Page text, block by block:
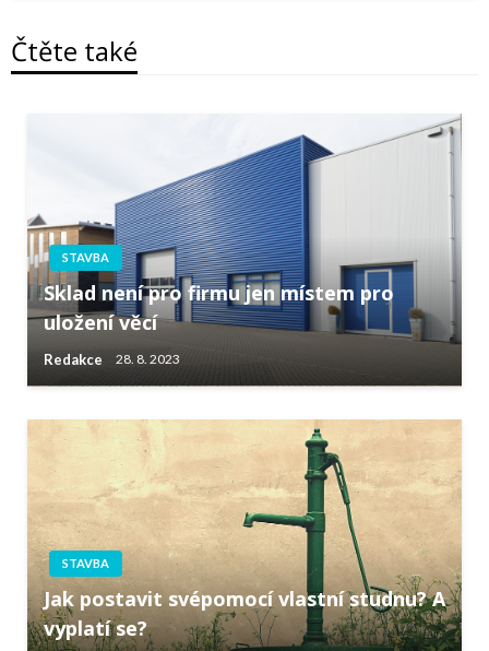
Čtěte také
STAVBA
Sklad není pro firmu jen místem pro
uložení věcí
Redakce 28. 8. 2023
STAVBA
Jak postavit svépomocí vlastní studnu? A
vyplatí se?